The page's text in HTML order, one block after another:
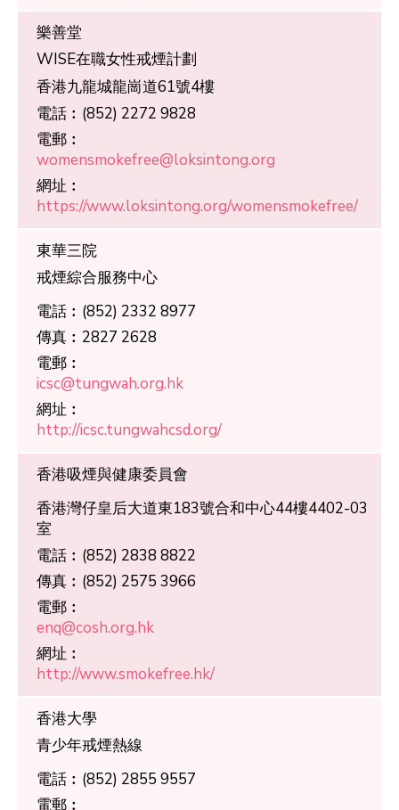
樂善堂
WISE在職女性戒煙計劃
香港九龍城龍崗道61號4樓
電話︰ (852) 2272 9828
電郵︰
womensmokefree@loksintong.org
網址︰
https://www.loksintong.org/womensmokefree/
東華三院
戒煙綜合服務中心
電話︰ (852) 2332 8977
傳真︰ 2827 2628
電郵︰
icsc@tungwah.org.hk
網址︰
http://icsc.tungwahcsd.org/
香港吸煙與健康委員會
香港灣仔皇后大道東183號合和中心44樓4402-03
室
電話︰ (852) 2838 8822
傳真︰ (852) 2575 3966
電郵︰
enq@cosh.org.hk
網址︰
http://www.smokefree.hk/
香港大學
青少年戒煙熱線
電話︰ (852) 2855 9557
電郵︰